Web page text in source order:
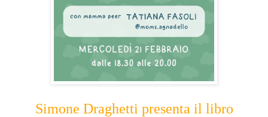
Simone Draghetti presenta il libro